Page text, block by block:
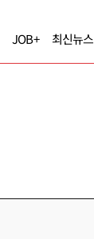
JOB+ 최신뉴스